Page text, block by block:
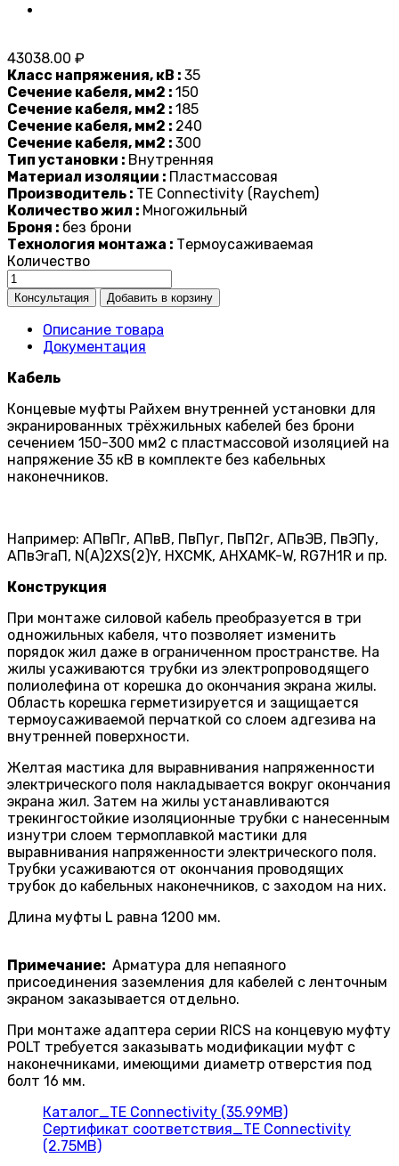
43038.00 ₽
Класс напряжения, кВ : 35
Сечение кабеля, мм2 : 150
Сечение кабеля, мм2 : 185
Сечение кабеля, мм2 : 240
Сечение кабеля, мм2 : 300
Тип установки : Внутренняя
Материал изоляции : Пластмассовая
Производитель : TE Connectivity (Raychem)
Количество жил : Многожильный
Броня : без брони
Технология монтажа : Термоусаживаемая
Количество
Описание товара
Документация
Кабель
Концевые муфты Райхем внутренней установки для
экранированных трёхжильных кабелей без брони
сечением 150-300 мм2 с пластмассовой изоляцией на
напряжение 35 кВ в комплекте без кабельных
наконечников.
Например: АПвПг, АПвВ, ПвПуг, ПвП2г, АПвЭВ, ПвЭПу,
АПвЭгаП, N(A)2XS(2)Y, HXCMK, AHXAMK-W, RG7H1R и пр.
Конструкция
При монтаже силовой кабель преобразуется в три
одножиль­ных кабеля, что позволяет изменить
порядок жил даже в ограниченном пространстве. На
жилы усаживаются трубки из электропроводящего
полиолефина от корешка до окончания экрана жилы.
Область корешка герметизируется и защища­ется
термоусаживаемой перчаткой со слоем адгезива на
внутренней поверхности.
Желтая мастика для выравнивания напряженности
электрического поля накладывается вокруг окончания
экрана жил. Затем на жилы устанавли­ваются
трекингостойкие изоляцион­ные трубки с нанесенным
изнутри слоем термоплавкой мастики для
выравнивания напряженности электрическо­го поля.
Трубки усаживаются от окончания проводящих
трубок до кабельных наконечников, с заходом на них.
Длина муфты L равна 1200 мм.
Примечание: Арматура для непаяного
присоединения заземления для кабелей с ленточным
экраном заказывается отдельно.
При монтаже адаптера серии RICS на конце­вую муфту
POLT требуется заказывать модификации муфт с
наконечниками, имеющими диаметр отверстия под
болт 16 мм.
Каталог_TE Connectivity (35.99MB)
Сертификат соответствия_TE Connectivity
(2.75MB)